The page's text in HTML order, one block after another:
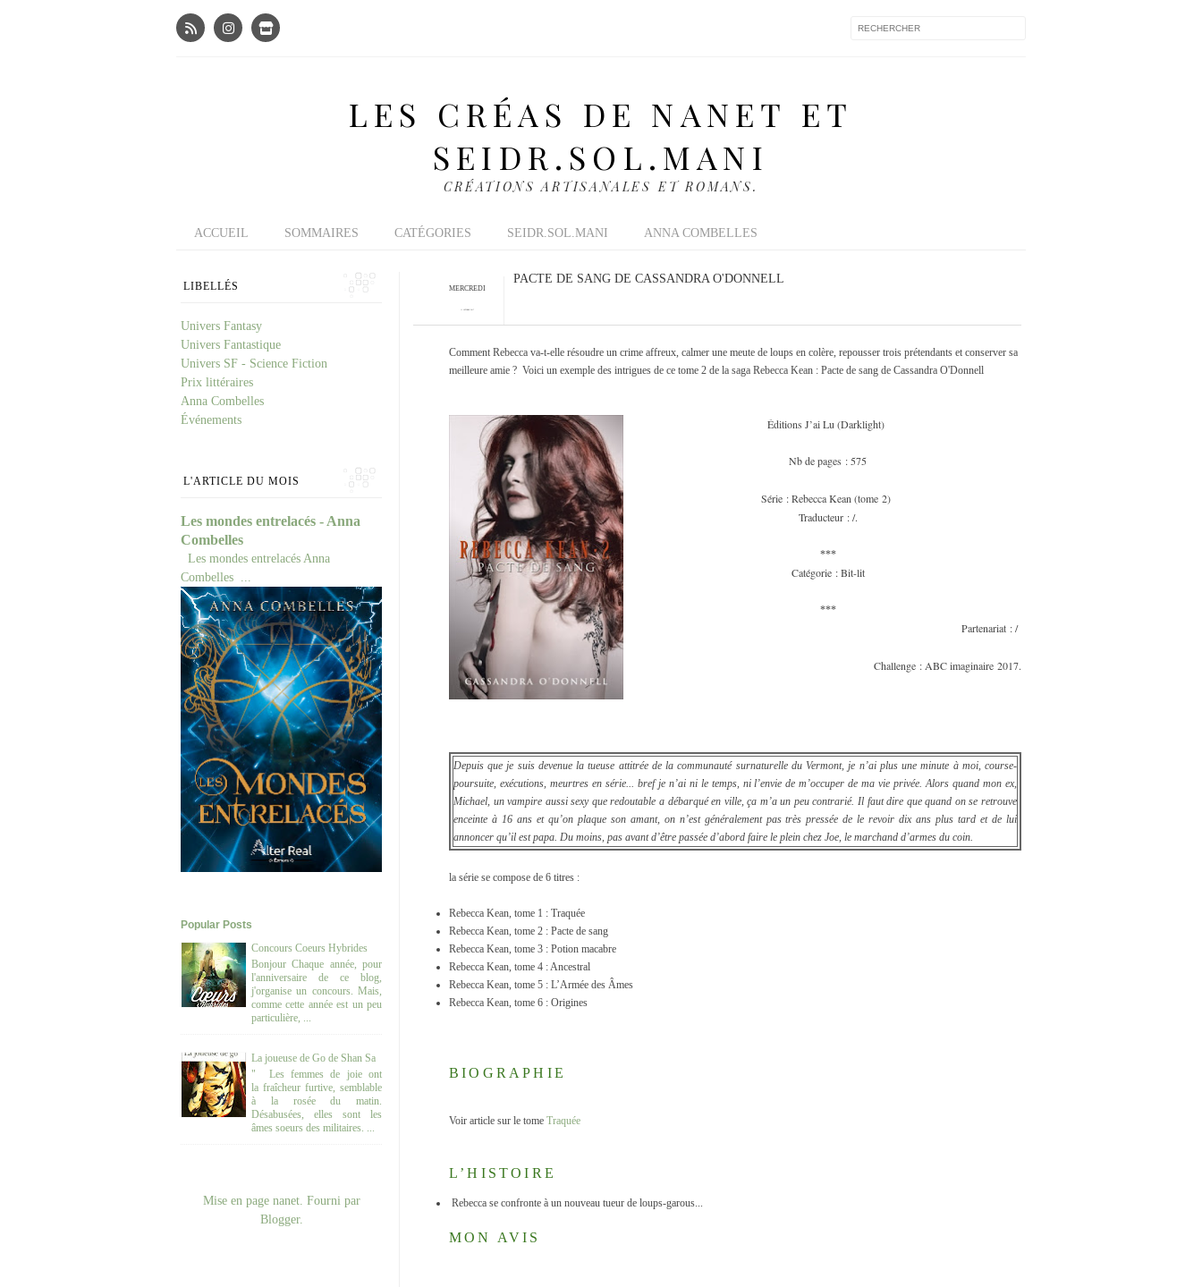
LES CRÉAS DE NANET ET
SEIDR.SOL.MANI
CRÉATIONS ARTISANALES ET ROMANS.
ACCUEIL SOMMAIRES CATÉGORIES SEIDR.SOL.MANI ANNA COMBELLES
MERCREDI
PACTE DE SANG DE CASSANDRA O'DONNELL
Comment Rebecca va-t-elle résoudre un crime affreux, calmer une meute de loups en colère, repousser trois prétendants et conserver sa
meilleure amie ? Voici un exemple des intrigues de ce tome 2 de la saga Rebecca Kean : Pacte de sang de Cassandra O'Donnell
Éditions J’ai Lu (Darklight)
Nb de pages : 575
Série : Rebecca Kean (tome 2)
Traducteur : /.
***
Catégorie : Bit-lit
***
Partenariat : /
Challenge : ABC imaginaire 2017.
Depuis que je suis devenue la tueuse attitrée de la communauté surnaturelle du Vermont, je n’ai plus une minute à moi, course-
poursuite, exécutions, meurtres en série... bref je n’ai ni le temps, ni l’envie de m’occuper de ma vie privée. Alors quand mon ex,
Michael, un vampire aussi sexy que redoutable a débarqué en ville, ça m’a un peu contrarié. Il faut dire que quand on se retrouve
enceinte à 16 ans et qu’on plaque son amant, on n’est généralement pas très pressée de le revoir dix ans plus tard et de lui
annoncer qu’il est papa. Du moins, pas avant d’être passée d’abord faire le plein chez Joe, le marchand d’armes du coin.
la série se compose de 6 titres :
Rebecca Kean, tome 1 : Traquée
Rebecca Kean, tome 2 : Pacte de sang
Rebecca Kean, tome 3 : Potion macabre
Rebecca Kean, tome 4 : Ancestral
Rebecca Kean, tome 5 : L’Armée des Âmes
Rebecca Kean, tome 6 : Origines
BIOGRAPHIE
Voir article sur le tome Traquée
L’HISTOIRE
Rebecca se confronte à un nouveau tueur de loups-garous...
MON AVIS
LIBELLÉS
Univers Fantasy
Univers Fantastique
Univers SF - Science Fiction
Prix littéraires
Anna Combelles
Événements
L'ARTICLE DU MOIS
Les mondes entrelacés - Anna
Combelles
Les mondes entrelacés Anna
Combelles ...
Popular Posts
Concours Coeurs Hybrides
Bonjour Chaque année, pour
l'anniversaire de ce blog,
j'organise un concours. Mais,
comme cette année est un peu
particulière, ...
La joueuse de Go de Shan Sa
" Les femmes de joie ont
la fraîcheur furtive, semblable
à la rosée du matin.
Désabusées, elles sont les
âmes soeurs des militaires. ...
Mise en page nanet. Fourni par
Blogger.